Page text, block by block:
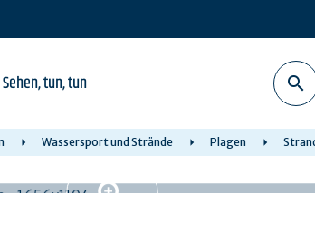
Sehen, tun, tun
Wassersport und Strände Plagen